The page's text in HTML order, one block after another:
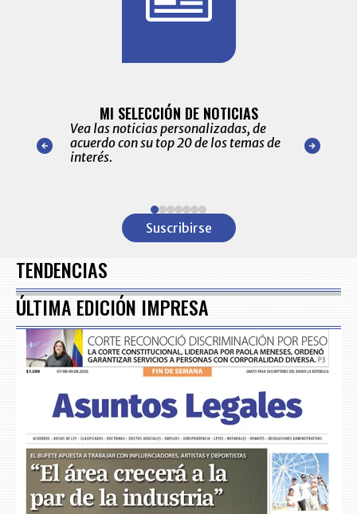
nuestro
para
MI SELECCIÓN DE NOTICIAS
Vea las noticias personalizadas, de
acuerdo con su top 20 de los temas de
interés.
de las
Suscribirse
TENDENCIAS
ÚLTIMA EDICIÓN IMPRESA